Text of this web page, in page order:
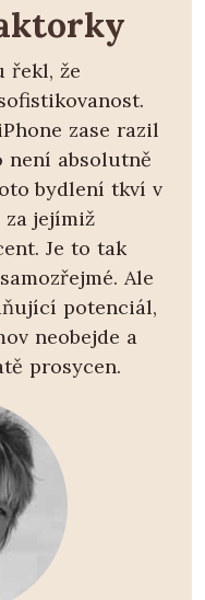
řekl, že
zase razil
není absolutně
bydlení tkví v
za jejímiž
Je to tak
Ale
potenciál,
neobejde a
prosycen.